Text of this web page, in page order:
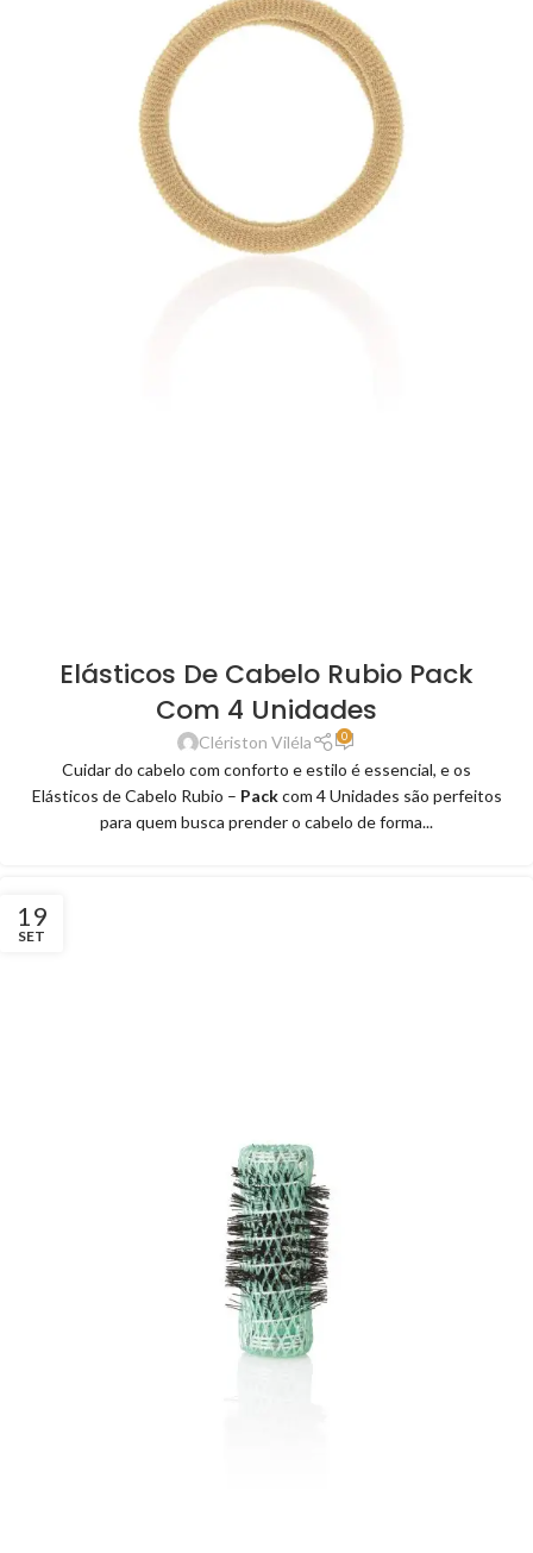
Elásticos De Cabelo Rubio Pack
Com 4 Unidades
Clériston Viléla 0
Cuidar do cabelo com conforto e estilo é essencial, e os
Elásticos de Cabelo Rubio – Packcom 4 Unidades são perfeitos
para quem busca prender o cabelo de forma...
19
SET